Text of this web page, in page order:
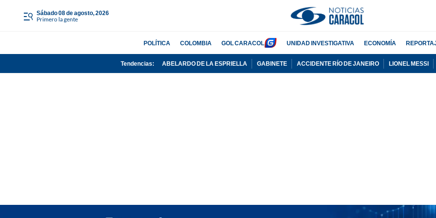
sábado 08 de agosto, 2026
Primero la gente
POLÍTICA COLOMBIA GOL CARACOL UNIDAD INVESTIGATIVA ECONOMÍA
Tendencias: ABELARDO DE LA ESPRIELLA GABINETE ACCIDENTE RÍO DE JANEIRO LIONEL MESSI